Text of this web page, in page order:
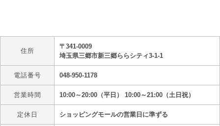
住所
〒341-0009
埼玉県三郷市新三郷ららシティ3-1-1
電話番号 048-950-1178
営業時間 10:00～20:00（平日） 10:00～21:00（土日祝）
定休日 ショッピングモールの営業日に準ずる